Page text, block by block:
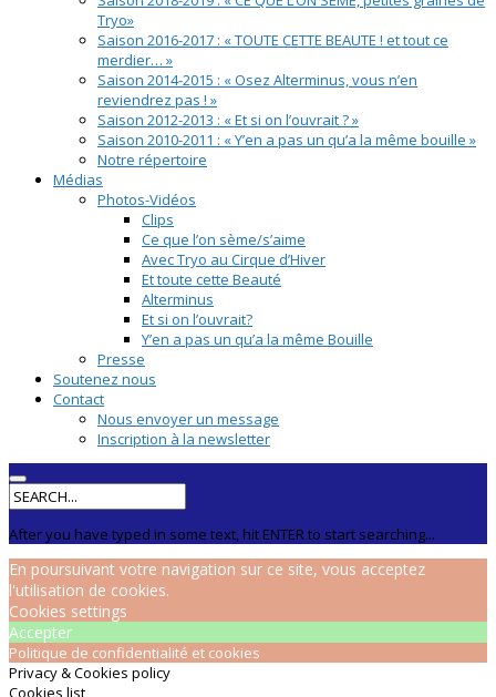
Tryo»
Saison 2016-2017 : « TOUTE CETTE BEAUTE ! et tout ce
merdier… »
Saison 2014-2015 : « Osez Alterminus, vous n’en
reviendrez pas ! »
Saison 2012-2013 : « Et si on l’ouvrait ? »
Saison 2010-2011 : « Y’en a pas un qu’a la même bouille »
Notre répertoire
Médias
Photos-Vidéos
Clips
Ce que l’on sème/s’aime
Avec Tryo au Cirque d’Hiver
Et toute cette Beauté
Alterminus
Et si on l’ouvrait?
Y’en a pas un qu’a la même Bouille
Presse
Soutenez nous
Contact
Nous envoyer un message
Inscription à la newsletter
After you have typed in some text, hit ENTER to start searching...
En poursuivant votre navigation sur ce site, vous acceptez
l'utilisation de cookies.
Cookies settings
Accepter
Politique de confidentialité et cookies
Privacy & Cookies policy
Cookies list